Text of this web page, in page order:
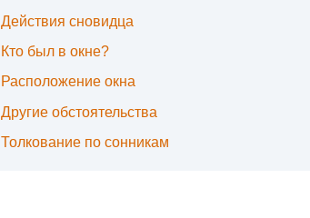
Действия сновидца
Кто был в окне?
Расположение окна
Другие обстоятельства
Толкование по сонникам